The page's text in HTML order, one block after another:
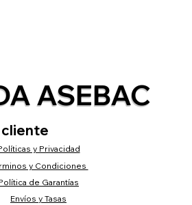
ASEBAC
y Privacidad
y Condiciones
Envíos y Tasas
de Garantías